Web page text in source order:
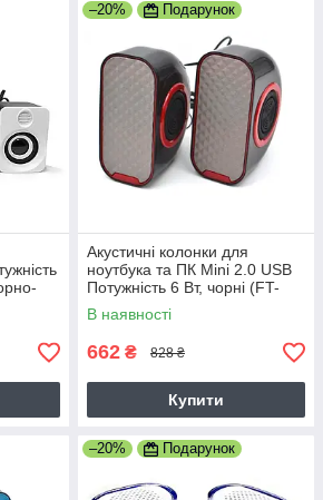
–20% Подарунок
Акустичні колонки для
ноутбука та ПК Mini 2.0 USB
Потужність 6 Вт, чорні (FT-
188-7658)
В наявності
662 ₴ 828 ₴
Купити
–20% Подарунок